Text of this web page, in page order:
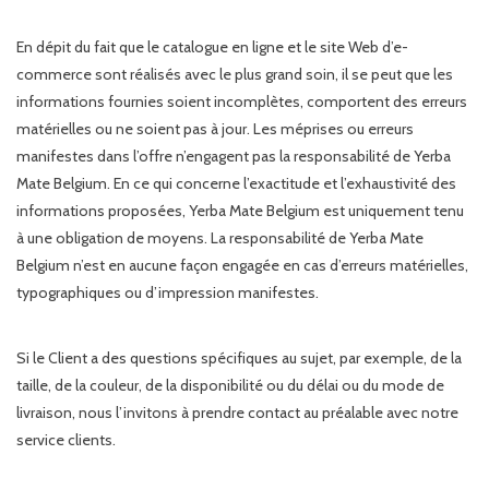
En dépit du fait que le catalogue en ligne et le site Web d’e-
commerce sont réalisés avec le plus grand soin, il se peut que les
informations fournies soient incomplètes, comportent des erreurs
matérielles ou ne soient pas à jour. Les méprises ou erreurs
manifestes dans l’offre n’engagent pas la responsabilité de Yerba
Mate Belgium. En ce qui concerne l’exactitude et l’exhaustivité des
informations proposées, Yerba Mate Belgium est uniquement tenu
à une obligation de moyens. La responsabilité de Yerba Mate
Belgium n’est en aucune façon engagée en cas d’erreurs matérielles,
typographiques ou d’impression manifestes.
Si le Client a des questions spécifiques au sujet, par exemple, de la
taille, de la couleur, de la disponibilité ou du délai ou du mode de
livraison, nous l’invitons à prendre contact au préalable avec notre
service clients.